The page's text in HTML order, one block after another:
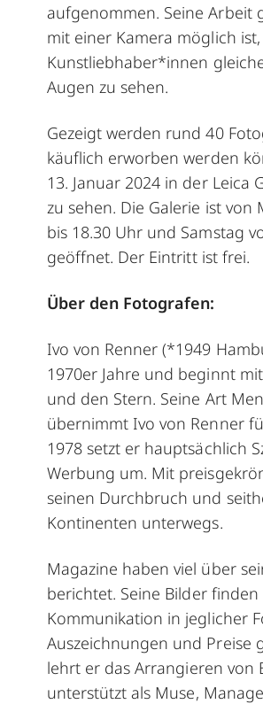
aufgenommen. Seine Arbeit
mit einer Kamera möglich
Kunstliebhaber*innen
Augen zu sehen.
Gezeigt werden rund 40
käuflich erworben werden
13. Januar 2024 in der Leica
zu sehen. Die Galerie ist
bis 18.30 Uhr und Samstag
geöffnet. Der Eintritt ist frei.
Über den Fotografen:
Ivo von Renner (*1949
1970er Jahre und beginnt
und den Stern. Seine Art
übernimmt Ivo von Renner
1978 setzt er hauptsächlich
Werbung um. Mit
seinen Durchbruch und
Kontinenten unterwegs.
Magazine haben viel über
berichtet. Seine Bilder
Kommunikation in jeglicher
Auszeichnungen und Preise
lehrt er das Arrangieren von
unterstützt als Muse,